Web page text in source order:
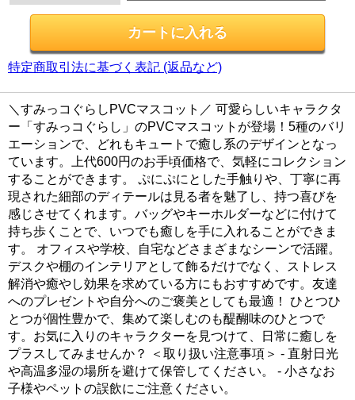
特定商取引法に基づく表記 (返品など)
＼すみっコぐらしPVCマスコット／ 可愛らしいキャラクタ
ー「すみっコぐらし」のPVCマスコットが登場！5種のバリ
エーションで、どれもキュートで癒し系のデザインとなっ
ています。上代600円のお手頃価格で、気軽にコレクション
することができます。 ぷにぷにとした手触りや、丁寧に再
現された細部のディテールは見る者を魅了し、持つ喜びを
感じさせてくれます。バッグやキーホルダーなどに付けて
持ち歩くことで、いつでも癒しを手に入れることができま
す。 オフィスや学校、自宅などさまざまなシーンで活躍。
デスクや棚のインテリアとして飾るだけでなく、ストレス
解消や癒やし効果を求めている方にもおすすめです。友達
へのプレゼントや自分へのご褒美としても最適！ ひとつひ
とつが個性豊かで、集めて楽しむのも醍醐味のひとつで
す。お気に入りのキャラクターを見つけて、日常に癒しを
プラスしてみませんか？ ＜取り扱い注意事項＞ - 直射日光
や高温多湿の場所を避けて保管してください。 - 小さなお
子様やペットの誤飲にご注意ください。